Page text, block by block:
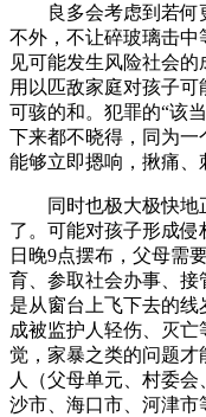
良多会考虑到若何更
不外，不让碎玻璃击中
见可能发生风险社会的
用以匹敌家庭对孩子
可骇的和。犯罪的“该
下来都不晓得，同为一
能够立即摁响，揪痛、
同时也极大极快地
了。可能对孩子形成
日晚9点摆布，父母需
育、参取社会办事、接
是从窗台上飞下去的
成被监护人轻伤、灭
觉，家暴之类的问题
人（父母单元、村委
沙市、海口市、河津市